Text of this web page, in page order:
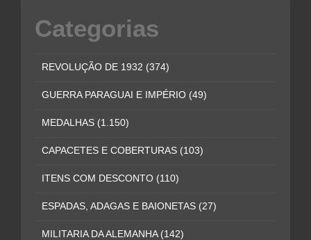
Categorias
REVOLUÇÃO DE 1932 (374)
GUERRA PARAGUAI E IMPÉRIO (49)
MEDALHAS (1.150)
CAPACETES E COBERTURAS (103)
ITENS COM DESCONTO (110)
ESPADAS, ADAGAS E BAIONETAS (27)
MILITARIA DA ALEMANHA (142)